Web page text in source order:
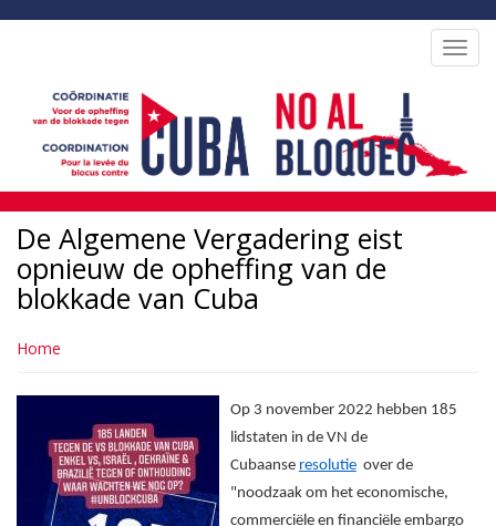
inhoud
De Algemene Vergadering eist
opnieuw de opheffing van de
blokkade van Cuba
Home
Op 3 november 2022 hebben 185
lidstaten in de VN de
Cubaanse resolutieover de
"noodzaak om het economische,
commerciële en financiële embargo